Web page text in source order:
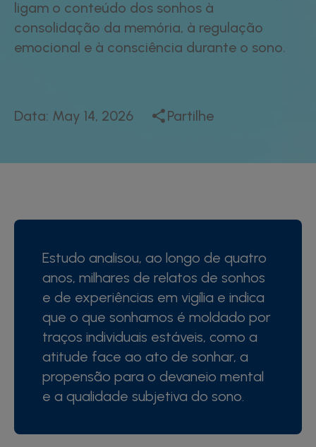
ligam o conteúdo dos sonhos à
consolidação da memória, à regulação
emocional e à consciência durante o sono.
Data: May 14, 2026 Partilhe
Estudo analisou, ao longo de quatro
anos, milhares de relatos de sonhos
e de experiências em vigília e indica
que o que sonhamos é moldado por
traços individuais estáveis, como a
atitude face ao ato de sonhar, a
propensão para o devaneio mental
e a qualidade subjetiva do sono.